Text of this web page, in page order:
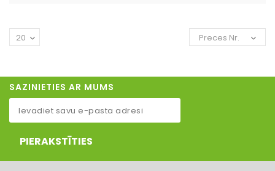
Preces Nr.
20
SAZINIETIES AR MUMS
PIERAKSTĪTIES